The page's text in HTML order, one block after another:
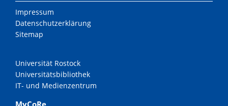
Impressum
Datenschutzerklärung
Sitemap
Universität Rostock
Universitätsbibliothek
IT- und Medienzentrum